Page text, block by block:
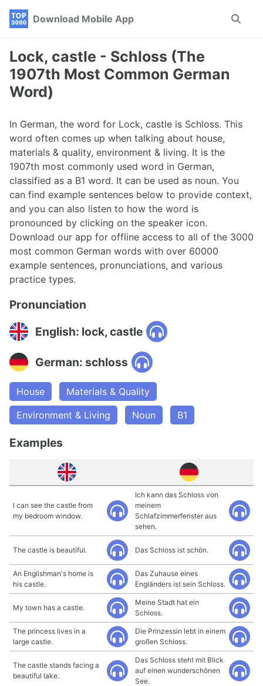
Skip
navigation
Skip
Skip
Download Mobile App
Toggle
Lock, castle - Schloss (The
1907th Most Common German
Word)
In German, the word for Lock, castle is Schloss. This
word often comes up when talking about house,
materials & quality, environment & living. It is the
1907th most commonly used word in German,
classified as a B1 word. It can be used as noun. You
can find example sentences below to provide context,
and you can also listen to how the word is
pronounced by clicking on the speaker icon.
Download our app for offline access to all of the 3000
most common German words with over 60000
example sentences, pronunciations, and various
practice types.
Pronunciation
English: lock, castle
German: schloss
House
Materials & Quality
Environment & Living
Noun B1
Examples
I can see the castle from
my bedroom window.
Ich kann das Schloss von
meinem
Schlafzimmerfenster aus
sehen.
The castle is beautiful. Das Schloss ist schön.
An Englishman's home is
his castle.
Das Zuhause eines
Engländers ist sein Schloss.
My town has a castle.
Meine Stadt hat ein
Schloss.
The princess lives in a
large castle.
Die Prinzessin lebt in einem
großen Schloss.
The castle stands facing a
beautiful lake.
Das Schloss steht mit Blick
auf einen wunderschönen
See.